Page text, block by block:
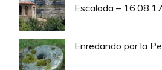
Escalada – 16.08.17
Enredando por la